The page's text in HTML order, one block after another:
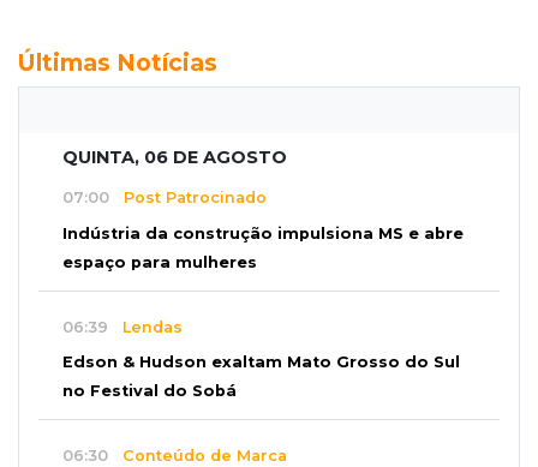
Últimas Notícias
QUINTA, 06 DE AGOSTO
07:00 Post Patrocinado
Indústria da construção impulsiona MS e abre
espaço para mulheres
06:39 Lendas
Edson & Hudson exaltam Mato Grosso do Sul
no Festival do Sobá
06:30 Conteúdo de Marca